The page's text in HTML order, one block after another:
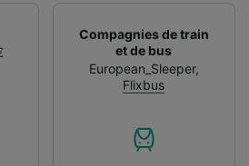
Compagnies de train
et de bus
European_Sleeper,
Flixbus